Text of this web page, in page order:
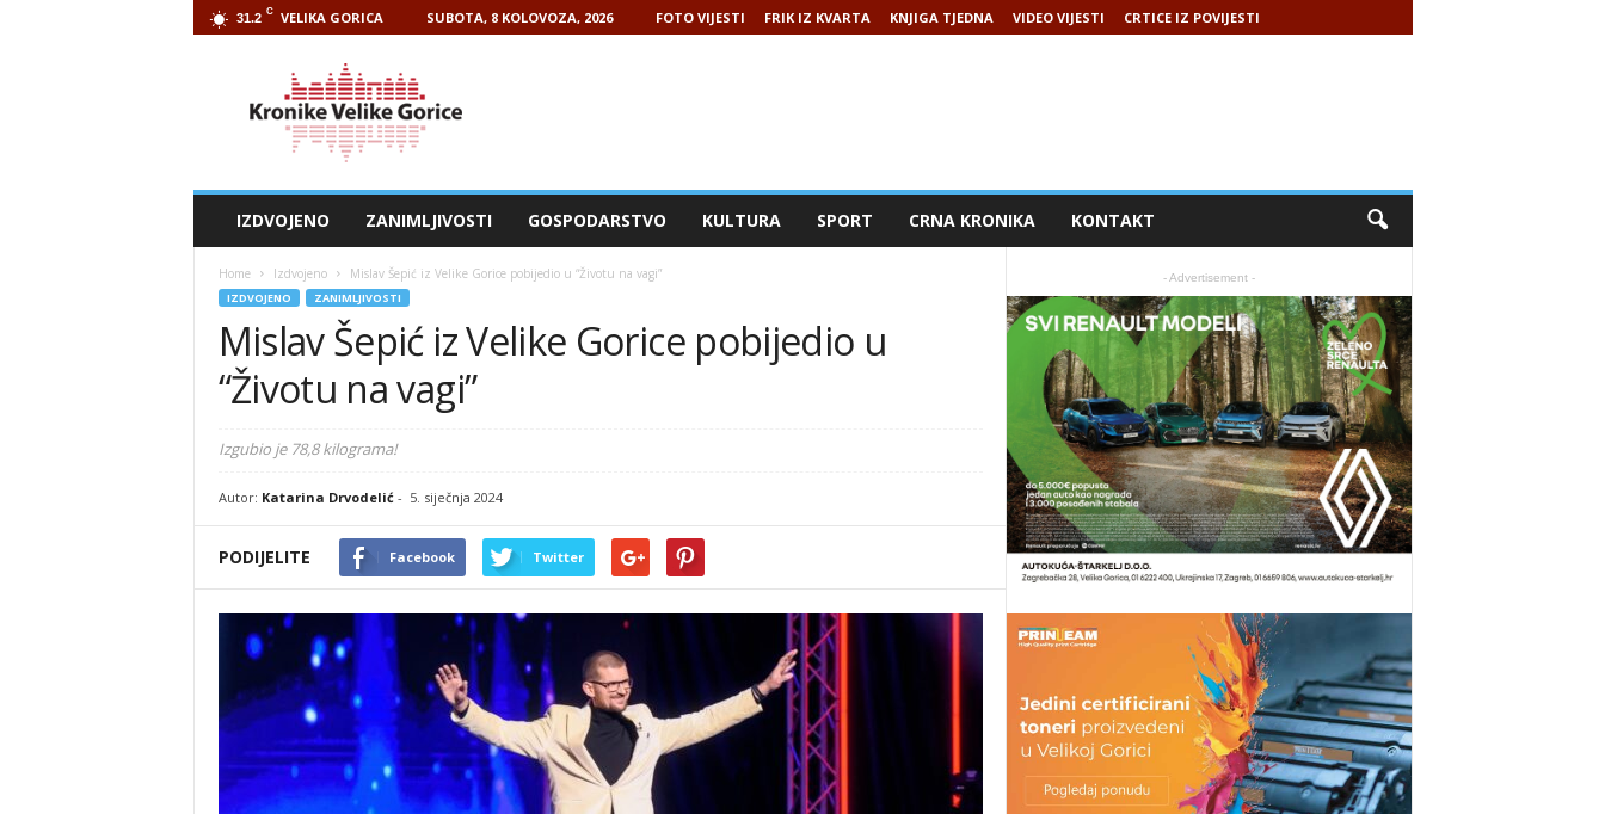
31.2 C VELIKA GORICA SUBOTA, 8 KOLOVOZA, 2026 FOTO VIJESTI FRIK IZ KVARTA KNJIGA TJEDNA VIDEO VIJESTI CRTICE IZ POVIJESTI
IZDVOJENO ZANIMLJIVOSTI GOSPODARSTVO KULTURA SPORT CRNA KRONIKA KONTAKT
Home Izdvojeno Mislav Šepić iz Velike Gorice pobijedio u “Životu na vagi”
IZDVOJENO ZANIMLJIVOSTI
Mislav Šepić iz Velike Gorice pobijedio u
“Životu na vagi”
Izgubio je 78,8 kilograma!
Autor: Katarina Drvodelić- 5. siječnja 2024
PODIJELITE Facebook Twitter
- Advertisement -